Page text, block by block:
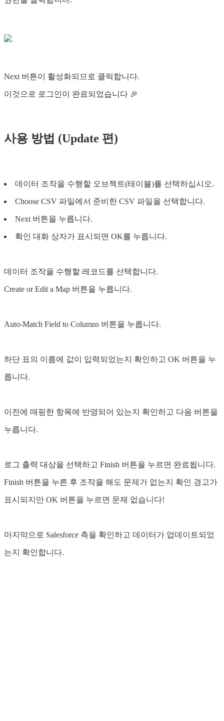
Next 버튼이 활성화되므로 클릭합니다.
이것으로 로그인이 완료되었습니다 🎉
사용 방법 (Update 편)
데이터 조작을 수행할 오브젝트(테이블)를 선택하십시오.
Choose CSV 파일에서 준비한 CSV 파일을 선택합니다.
Next 버튼을 누릅니다.
확인 대화 상자가 표시되면 OK를 누릅니다.
데이터 조작을 수행할 레코드를 선택합니다.
Create or Edit a Map 버튼을 누릅니다.
Auto-Match Field to Columns 버튼을 누릅니다.
하단 표의 이름에 값이 입력되었는지 확인하고 OK 버튼을 누
릅니다.
이전에 매핑한 항목에 반영되어 있는지 확인하고 다음 버튼을
누릅니다.
로그 출력 대상을 선택하고 Finish 버튼을 누르면 완료됩니다.
Finish 버튼을 누른 후 조작을 해도 문제가 없는지 확인 경고가
표시되지만 OK 버튼을 누르면 문제 없습니다!
마지막으로 Salesforce 측을 확인하고 데이터가 업데이트되었
는지 확인합니다.